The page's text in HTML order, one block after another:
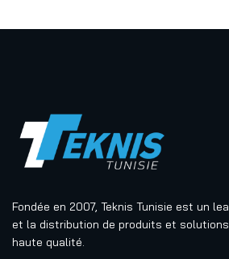
Fondée en 2007, Teknis Tunisie est un
et la distribution de produits et
haute qualité.